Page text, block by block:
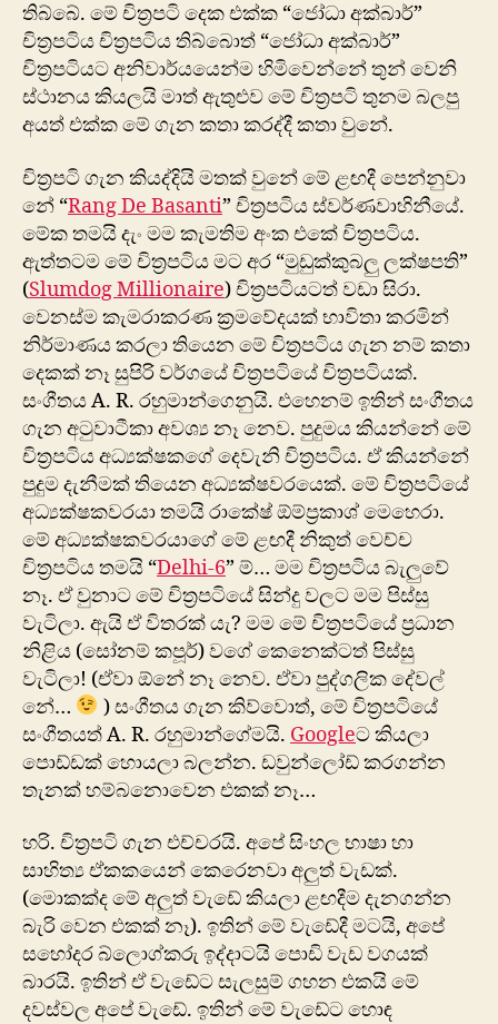
තිබ්බේ. මේ චිත්‍රපටි දෙක ‍එක්ක “ජෝධා අක්බාර්”
චිත්‍රපටිය චිත්‍රපටිය තිබ්බොත් “ජෝධා අක්බාර්”
චිත්‍රපටියට අනිවාර්යයෙන්ම හිමිවෙන්නේ තුන් වෙනි
ස්ථානය කියලයි මාත් ඇතුළුව මේ චිත්‍රපටි තුනම බලපු
අයත් එක්ක මේ ගැන කතා කරද්දී කතා වුනේ.
චිත්‍රපටි ගැන කියද්දියි මතක් වුනේ මේ ළඟදී පෙන්නු‍වා
නේ “Rang De Basanti” චිත්‍රපටිය ස්වර්ණවාහිනීයේ.
මේක තමයි දැං මම කැමතිම අංක එකේ චිත්‍රපටිය.
ඇත්තටම මේ චිත්‍රපටිය මට අර “මුඩුක්කුබලු ලක්ෂපති”
(Slumdog Millionaire) චිත්‍රපටියටත් වඩා සිරා.
වෙනස්ම කැමරාකරණ ක්‍රමවේදයක් භාවිතා කරමින්
නිර්මාණය කරලා තියෙන මේ චිත්‍රපටිය ගැන නම් කතා
දෙකක් නෑ සුපිරි වර්ගයේ චිත්‍රපටියේ චිත්‍රපටියක්.
සංගීතය A. R. රහුමාන්ගෙනුයි. එහෙනම් ඉතින් සංගීතය
ගැන අටුවාටීකා අවශ්‍ය නෑ නෙව. පුදුමය කියන්නේ මේ
චිත්‍රපටිය අධ්‍යක්ෂකගේ දෙවැනි චිත්‍රපටිය. ඒ කියන්නේ
පුදුම දැනීමක් තියෙන අධ්‍යක්ෂවරයෙක්. මේ චිත්‍රපටියේ
අධ්‍යක්ෂකවරයා තමයි රාකේෂ් ඕම්ප්‍රකාශ් මෙහෙරා.
මේ අධ්‍යක්ෂකවරයාගේ මේ ළඟදී නිකුත් වෙච්ච
චිත්‍රපටිය තමයි “Delhi-6” ම්… මම චිත්‍රපටිය බැලුවේ
නෑ. ඒ වුනාට මේ චිත්‍රපටියේ සින්දු වලට මම පිස්සු
වැටිලා. ‍ඇයි ඒ විතරක් යැ? මම මේ චිත්‍රපටියේ ප්‍රධාන
නිළිය (සෝනම් කපූර්) වගේ කෙනෙක්ටත් පිස්සු
වැටිලා! (ඒවා ඕනේ නෑ නෙව. ඒවා පුද්ගලික දේවල්
නේ…
) සංගීතය ගැන කිව්වොත්, මේ චිත්‍රපටියේ
සංගීතයත් A. R. රහුමාන්ගේමයි. Googleට කියලා
පොඩ්ඩක් හොයලා බලන්න. ඩවුන්ලෝඩ් කරගන්න
තැනක් හම්බනොවෙන එකක් නෑ…
හරි. චිත්‍රපටි ගැන එච්චරයි. අපේ සිංහල භාෂා හා
සාහිත්‍ය ඒකකයෙන් කෙරෙනවා අලුත් වැඩක්.
(මොකක්ද මේ අලුත් වැඩේ කියලා ළඟදීම දැනගන්න
බැරි වෙන එකක් නෑ). ඉතින් මේ වැඩේදී මටයි, අපේ
සහෝදර බ්ලොග්කරු ඉද්දාටයි පොඩි වැඩ වගයක්
බාරයි. ඉතින් ඒ වැඩේට සැලසුම් ගහන එකයි මේ
දවස්වල අපේ වැඩේ. ඉතින් මේ වැඩේට හොඳ